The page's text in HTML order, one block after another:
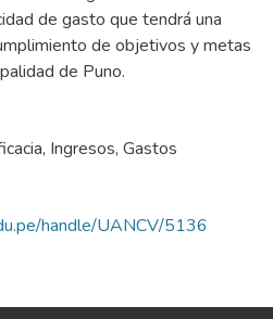
de gasto que tendrá una
de objetivos y metas
de Puno.
, Ingresos, Gastos
handle/UANCV/5136